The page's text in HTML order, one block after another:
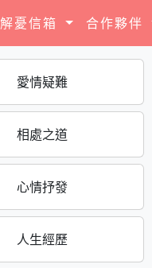
解憂信箱 合作夥伴
愛情疑難
相處之道
心情抒發
人生經歷